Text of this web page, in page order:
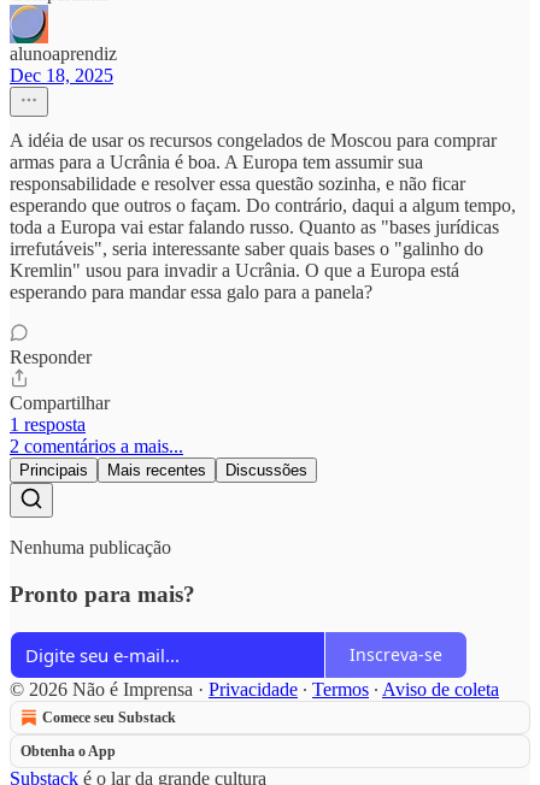
alunoaprendiz
Dec 18, 2025
A idéia de usar os recursos congelados de Moscou para comprar
armas para a Ucrânia é boa. A Europa tem assumir sua
responsabilidade e resolver essa questão sozinha, e não ficar
esperando que outros o façam. Do contrário, daqui a algum tempo,
toda a Europa vai estar falando russo. Quanto as "bases jurídicas
irrefutáveis", seria interessante saber quais bases o "galinho do
Kremlin" usou para invadir a Ucrânia. O que a Europa está
esperando para mandar essa galo para a panela?
Responder
Compartilhar
1 resposta
2 comentários a mais...
Principais Mais recentes Discussões
Nenhuma publicação
Pronto para mais?
Inscreva-se
© 2026 Não é Imprensa · Privacidade ∙ Termos ∙ Aviso de coleta
Comece seu Substack
Obtenha o App
Substack é o lar da grande cultura